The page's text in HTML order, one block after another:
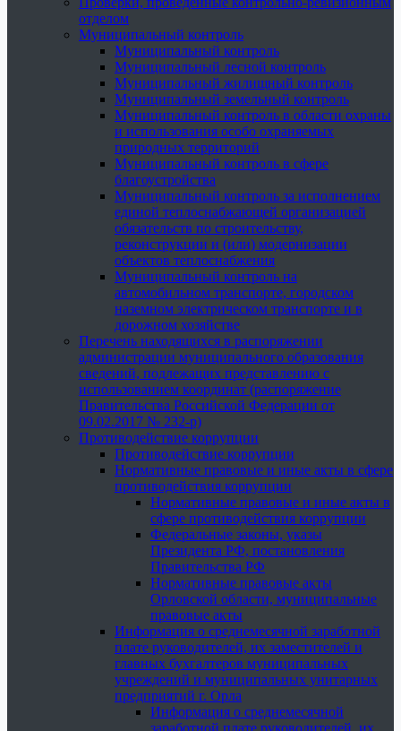
отделом
Муниципальный контроль
Муниципальный контроль
Муниципальный лесной контроль
Муниципальный жилищный контроль
Муниципальный земельный контроль
Муниципальный контроль в области охраны
и использования особо охраняемых
природных территорий
Муниципальный контроль в сфере
благоустройства
Муниципальный контроль за исполнением
единой теплоснабжающей организацией
обязательств по строительству,
реконструкции и (или) модернизации
объектов теплоснабжения
Муниципальный контроль на
автомобильном транспорте, городском
наземном электрическом транспорте и в
дорожном хозяйстве
Перечень находящихся в распоряжении
администрации муниципального образования
сведений, подлежащих представлению с
использованием координат (распоряжение
Правительства Российской Федерации от
09.02.2017 № 232-р)
Противодействие коррупции
Противодействие коррупции
Нормативные правовые и иные акты в сфере
противодействия коррупции
Нормативные правовые и иные акты в
сфере противодействия коррупции
Федеральные законы, указы
Президента РФ, постановления
Правительства РФ
Нормативные правовые акты
Орловской области, муниципальные
правовые акты
Информация о среднемесячной заработной
плате руководителей, их заместителей и
главных бухгалтеров муниципальных
учреждений и муниципальных унитарных
предприятий г. Орла
Информация о среднемесячной
заработной плате руководителей, их